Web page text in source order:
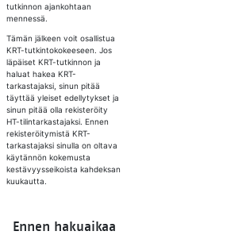
tutkinnon ajankohtaan
mennessä.
Tämän jälkeen voit osallistua
KRT-tutkintokokeeseen. Jos
läpäiset KRT-tutkinnon ja
haluat hakea KRT-
tarkastajaksi, sinun pitää
täyttää yleiset edellytykset ja
sinun pitää olla rekisteröity
HT-tilintarkastajaksi. Ennen
rekisteröitymistä KRT-
tarkastajaksi sinulla on oltava
käytännön kokemusta
kestävyysseikoista kahdeksan
kuukautta.
En­nen ha­kuai­kaa